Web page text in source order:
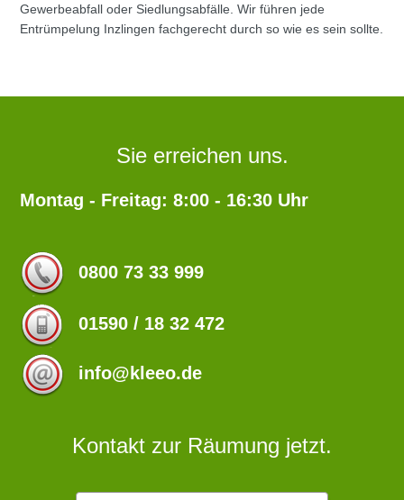
Gewerbeabfall oder Siedlungsabfälle. Wir führen jede
Entrümpelung Inzlingen fachgerecht durch so wie es sein sollte.
Sie erreichen uns.
Montag - Freitag: 8:00 - 16:30 Uhr
0800 73 33 999
01590 / 18 32 472
info@kleeo.de
Kontakt zur Räumung jetzt.